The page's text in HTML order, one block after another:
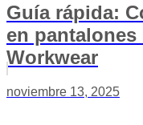
Guía rápida:
en pantalones
Workwear
noviembre 13, 2025